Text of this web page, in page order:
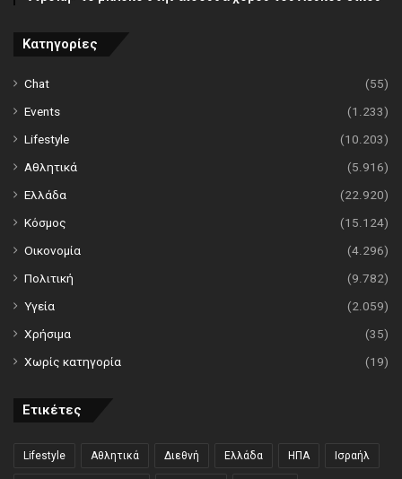
Κατηγορίες
Chat
(55)
Events
(1.233)
Lifestyle
(10.203)
Αθλητικά
(5.916)
Ελλάδα
(22.920)
Κόσμος
(15.124)
Οικονομία
(4.296)
Πολιτική
(9.782)
Υγεία
(2.059)
Χρήσιμα
(35)
Χωρίς κατηγορία
(19)
Ετικέτες
Lifestyle Αθλητικά Διεθνή Ελλάδα ΗΠΑ Ισραήλ